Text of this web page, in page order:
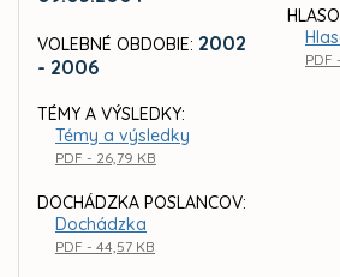
VOLEBNÉ OBDOBIE: 2002
- 2006
TÉMY A VÝSLEDKY:
Témy a výsledky
PDF - 26,79 KB
DOCHÁDZKA POSLANCOV:
Dochádzka
PDF - 44,57 KB
PDF